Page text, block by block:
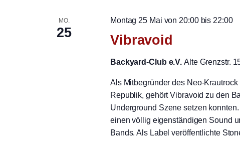
MO.
25 Vibravoid
Montag 25 Mai von 20:00bis 22:00
Backyard-Club e.V.Alte Grenzstr.
Als Mitbegründer des Neo-
Republik, gehört Vibravoid zu den
Underground Szene setzen
einen völlig eigenständigen Sound
Bands. Als Label veröffentlichte